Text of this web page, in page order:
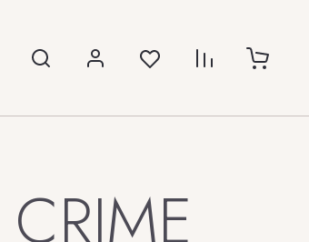
The Woods Collection
Tom Ford